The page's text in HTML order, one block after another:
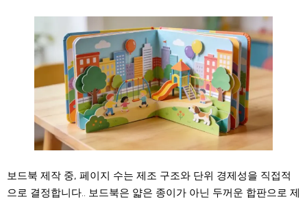
보드북 제작 중, 페이지 수는 제조 구조와 단위 경제성을 직접적
으로 결정합니다.. 보드북은 얇은 종이가 아닌 두꺼운 합판으로 제